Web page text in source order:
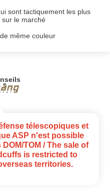
sont tactiquement les plus
sur le marché
même couleur
télescopiques et
ASP n'est possible
TOM / The sale of
is restricted to
territories.